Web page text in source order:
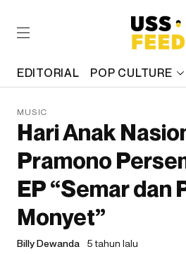
EDITORIAL POP CULTURE
MUSIC
Hari Anak
Pramono
EP “Semar dan
Monyet”
Billy Dewanda 5 tahun lalu